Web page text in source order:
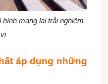
mang lại trải nghiệm
áp dụng những